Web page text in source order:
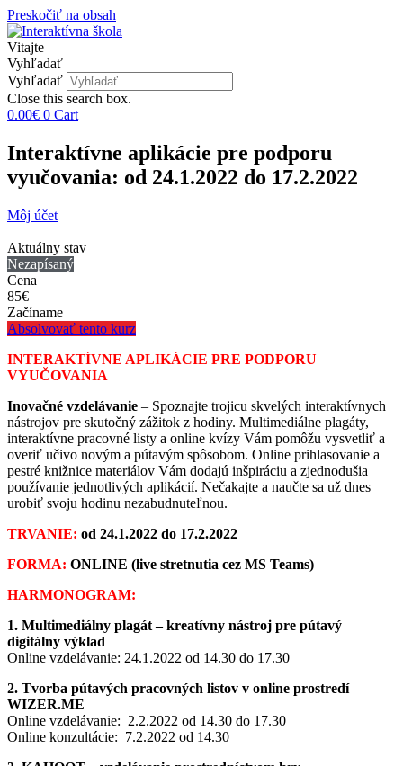
Preskočiť na obsah
Vitajte
Vyhľadať
Vyhľadať
Close this search box.
0.00€ 0 Cart
Interaktívne aplikácie pre podporu
vyučovania: od 24.1.2022 do 17.2.2022
Môj účet
Aktuálny stav
Nezapísaný
Cena
85€
Začíname
Absolvovať tento kurz
INTERAKTÍVNE APLIKÁCIE PRE PODPORU
VYUČOVANIA
Inovačné vzdelávanie – Spoznajte trojicu skvelých interaktívnych
nástrojov pre skutočný zážitok z hodiny. Multimediálne plagáty,
interaktívne pracovné listy a online kvízy Vám pomôžu vysvetliť a
overiť učivo novým a pútavým spôsobom. Online prihlasovanie a
pestré knižnice materiálov Vám dodajú inšpiráciu a zjednodušia
používanie jednotlivých aplikácií. Nečakajte a naučte sa už dnes
urobiť svoju hodinu nezabudnuteľnou.
TRVANIE: od 24.1.2022 do 17.2.2022
FORMA: ONLINE (live stretnutia cez MS Teams)
HARMONOGRAM:
1. Multimediálny plagát – kreatívny nástroj pre pútavý
digitálny výklad
Online vzdelávanie: 24.1.2022 od 14.30 do 17.30
2. Tvorba pútavých pracovných listov v online prostredí
WIZER.ME
Online vzdelávanie: 2.2.2022 od 14.30 do 17.30
Online konzultácie: 7.2.2022 od 14.30